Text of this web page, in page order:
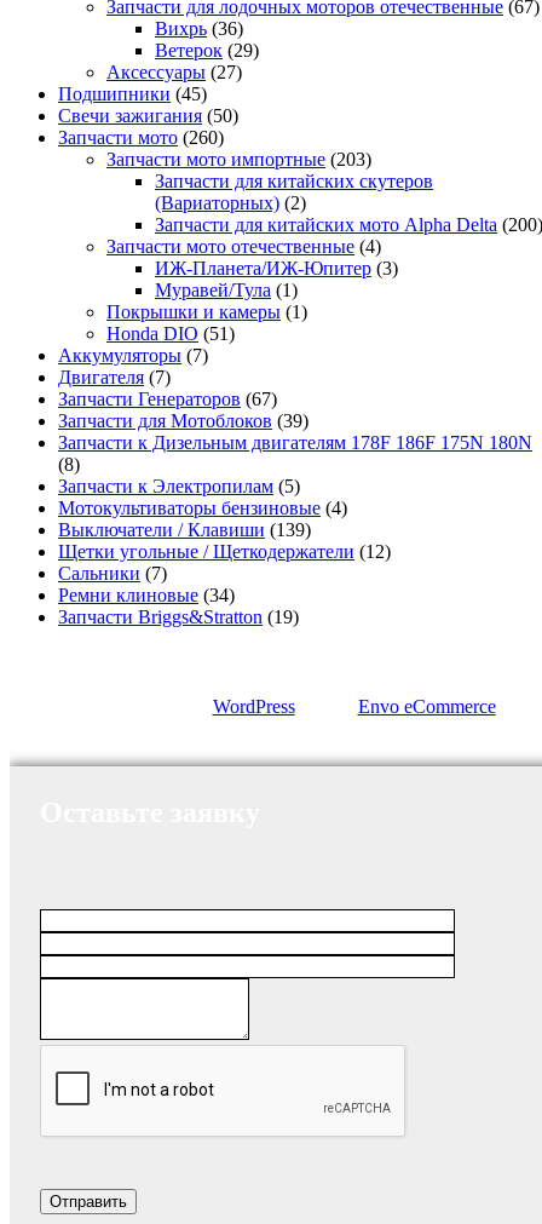
Запчасти для лодочных моторов отечественные (67)
Вихрь (36)
Ветерок (29)
Аксессуары (27)
Подшипники (45)
Свечи зажигания (50)
Запчасти мото (260)
Запчасти мото импортные (203)
Запчасти для китайских скутеров
(Вариаторных) (2)
Запчасти для китайских мото Alpha Delta (200)
Запчасти мото отечественные (4)
ИЖ-Планета/ИЖ-Юпитер (3)
Муравей/Тула (1)
Покрышки и камеры (1)
Honda DIO (51)
Аккумуляторы (7)
Двигателя (7)
Запчасти Генераторов (67)
Запчасти для Мотоблоков (39)
Запчасти к Дизельным двигателям 178F 186F 175N 180N
(8)
Запчасти к Электропилам (5)
Мотокультиваторы бензиновые (4)
Выключатели / Клавиши (139)
Щетки угольные / Щеткодержатели (12)
Сальники (7)
Ремни клиновые (34)
Запчасти Briggs&Stratton (19)
WordPress Envo eCommerce